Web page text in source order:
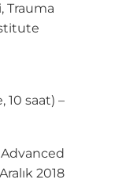
Trauma
saat) –
2018